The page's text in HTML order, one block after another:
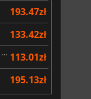
193.47zł
133.42zł
DRAGON BALL Sparking! ZERO Super Limit Breaking NEO 113.01zł
195.13zł